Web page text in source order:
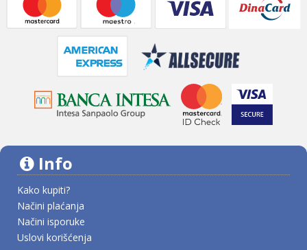
Info
Kako kupiti?
Načini plaćanja
Načini isporuke
Uslovi korišćenja